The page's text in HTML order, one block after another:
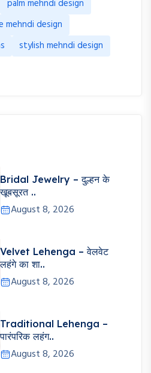
palm mehndi design
mehndi design
stylish mehndi design
Bridal Jewelry – दुल्हन के
खूबसूरत ..
August 8, 2026
Velvet Lehenga – वेलवेट
लहंगे का शा..
August 8, 2026
Traditional Lehenga –
पारंपरिक लहंग..
August 8, 2026